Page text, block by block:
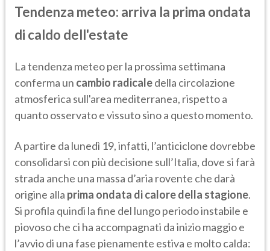
Tendenza meteo: arriva la prima ondata
di caldo dell'estate
La tendenza meteo per la prossima settimana
conferma un cambio radicaledella circolazione
atmosferica sull'area mediterranea, rispetto a
quanto osservato e vissuto sino a questo momento.
A partire da lunedì 19, infatti, l’anticiclone dovrebbe
consolidarsi con più decisione sull’Italia, dove si farà
strada anche una massa d’aria rovente che darà
origine alla prima ondata di calore della stagione.
Si profila quindi la fine del lungo periodo instabile e
piovoso che ci ha accompagnati da inizio maggio e
l’avvio di una fase pienamente estiva e molto calda: